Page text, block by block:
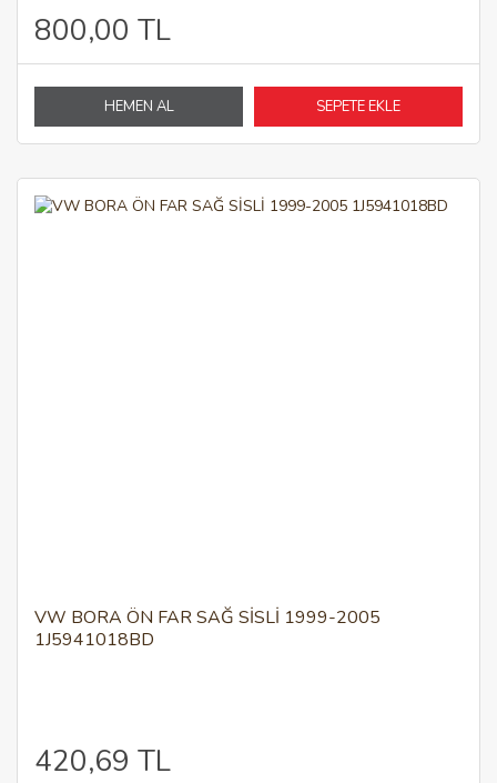
800,00 TL
HEMEN AL SEPETE EKLE
VW BORA ÖN FAR SAĞ SİSLİ 1999-2005
1J5941018BD
420,69 TL